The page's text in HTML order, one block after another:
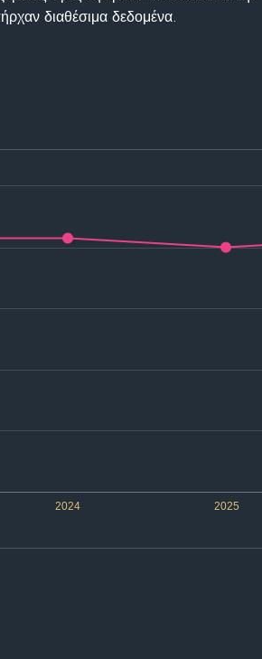
διαθέσιμα δεδομένα.
2024 2025